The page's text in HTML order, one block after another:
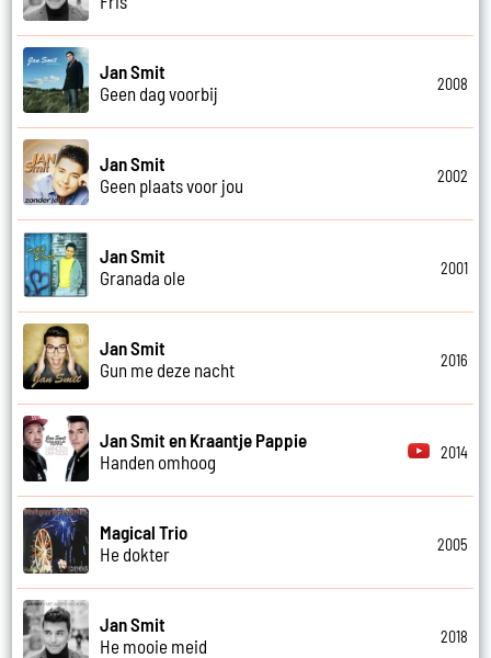
Jan Smit
Geen dag voorbij
2008
Jan Smit
Geen plaats voor jou
2002
Jan Smit
Granada ole
2001
Jan Smit
Gun me deze nacht
2016
Jan Smit en Kraantje Pappie
Handen omhoog
2014
Magical Trio
He dokter
2005
Jan Smit
He mooie meid
2018